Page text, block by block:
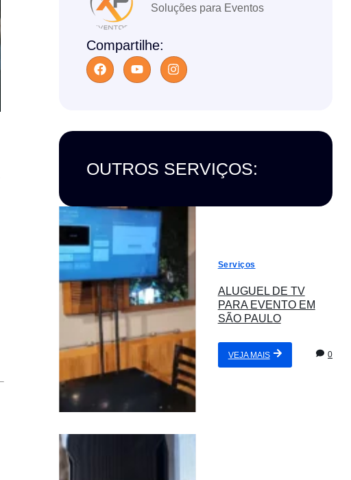
Soluções para Eventos
Compartilhe:
OUTROS SERVIÇOS:
Serviços
ALUGUEL DE TV
PARA EVENTO EM
SÃO PAULO
VEJA MAIS 0